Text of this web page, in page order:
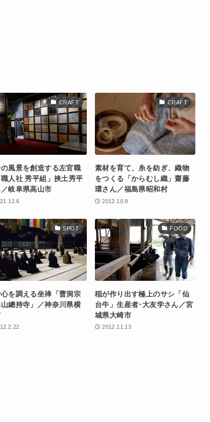
CRAFT
風景を創造する左官職
職人社 秀平組」挟土秀平
岐阜県高山市
CRAFT
素材を育て、糸を紡ぎ、織物
をつくる「からむし織」齋藤
環さん／福島県昭和村
2012.10.9
SPOT
を調える坐禅「曹洞宗
總持寺」／神奈川県横
FOOD
稲が作り出す極上のサシ「仙
台牛」生産者･大友学さん／宮
城県大崎市
2012.11.13